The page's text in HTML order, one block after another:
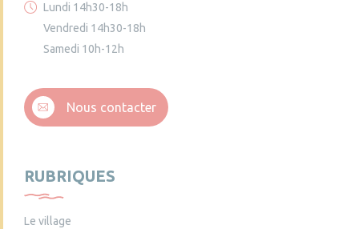
Lundi 14h30-18h
Vendredi 14h30-18h
Samedi 10h-12h
Nous contacter
RUBRIQUES
Le village